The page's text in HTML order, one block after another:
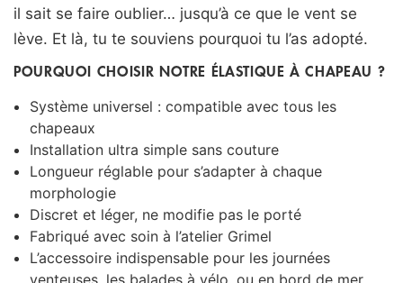
il sait se faire oublier… jusqu’à ce que le vent se
lève. Et là, tu te souviens pourquoi tu l’as adopté.
POURQUOI CHOISIR NOTRE ÉLASTIQUE À CHAPEAU ?
Système universel : compatible avec tous les
chapeaux
Installation ultra simple sans couture
Longueur réglable pour s’adapter à chaque
morphologie
Discret et léger, ne modifie pas le porté
Fabriqué avec soin à l’atelier Grimel
L’accessoire indispensable pour les journées